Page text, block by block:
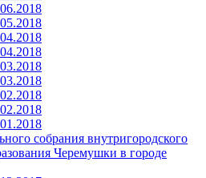
собрания внутригородского
Черемушки в городе